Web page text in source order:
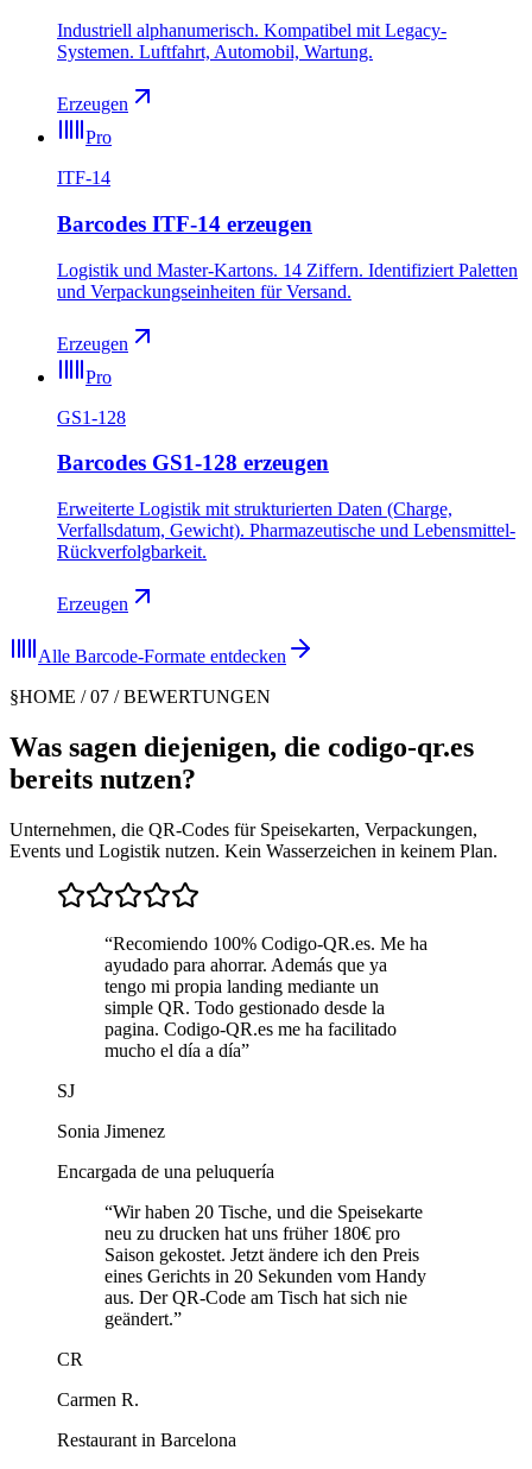
Industriell alphanumerisch. Kompatibel mit Legacy-
Systemen. Luftfahrt, Automobil, Wartung.
Erzeugen
Pro
ITF-14
Barcodes ITF-14 erzeugen
Logistik und Master-Kartons. 14 Ziffern. Identifiziert Paletten
und Verpackungseinheiten für Versand.
Erzeugen
Pro
GS1-128
Barcodes GS1-128 erzeugen
Erweiterte Logistik mit strukturierten Daten (Charge,
Verfallsdatum, Gewicht). Pharmazeutische und Lebensmittel-
Rückverfolgbarkeit.
Erzeugen
Alle Barcode-Formate entdecken
§HOME / 07 / BEWERTUNGEN
Was sagen diejenigen, die codigo-qr.es
bereits nutzen?
Unternehmen, die QR-Codes für Speisekarten, Verpackungen,
Events und Logistik nutzen. Kein Wasserzeichen in keinem Plan.
“Recomiendo 100% Codigo-QR.es. Me ha
ayudado para ahorrar. Además que ya
tengo mi propia landing mediante un
simple QR. Todo gestionado desde la
pagina. Codigo-QR.es me ha facilitado
mucho el día a día”
SJ
Sonia Jimenez
Encargada de una peluquería
“Wir haben 20 Tische, und die Speisekarte
neu zu drucken hat uns früher 180€ pro
Saison gekostet. Jetzt ändere ich den Preis
eines Gerichts in 20 Sekunden vom Handy
aus. Der QR-Code am Tisch hat sich nie
geändert.”
CR
Carmen R.
Restaurant in Barcelona